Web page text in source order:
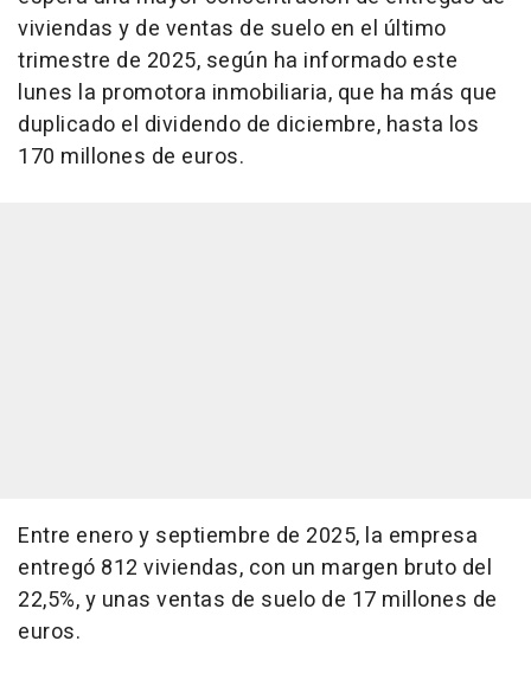
viviendas y de ventas de suelo en el último
trimestre de 2025, según ha informado este
lunes la promotora inmobiliaria, que ha más que
duplicado el dividendo de diciembre, hasta los
170 millones de euros.
Entre enero y septiembre de 2025, la empresa
entregó 812 viviendas, con un margen bruto del
22,5%, y unas ventas de suelo de 17 millones de
euros.